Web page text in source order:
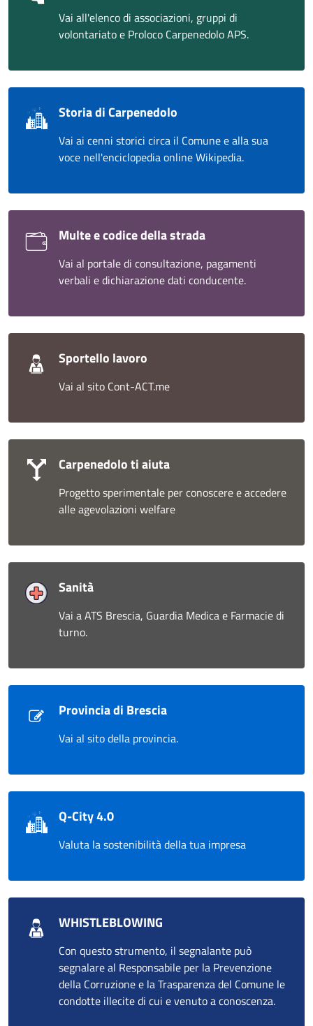
Vai all'elenco di associazioni, gruppi di
volontariato e Proloco Carpenedolo APS.
Storia di Carpenedolo
Vai ai cenni storici circa il Comune e alla sua
voce nell'enciclopedia online Wikipedia.
Multe e codice della strada
Vai al portale di consultazione, pagamenti
verbali e dichiarazione dati conducente.
Sportello lavoro
Vai al sito Cont-ACT.me
Carpenedolo ti aiuta
Progetto sperimentale per conoscere e accedere
alle agevolazioni welfare
Sanità
Vai a ATS Brescia, Guardia Medica e Farmacie di
turno.
Provincia di Brescia
Vai al sito della provincia.
Q-City 4.0
Valuta la sostenibilità della tua impresa
WHISTLEBLOWING
Con questo strumento, il segnalante può
segnalare al Responsabile per la Prevenzione
della Corruzione e la Trasparenza del Comune le
condotte illecite di cui e venuto a conoscenza.